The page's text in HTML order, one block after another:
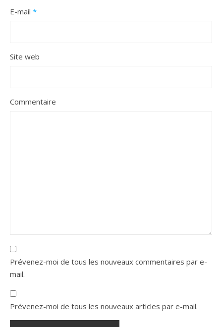
E-mail *
Site web
Commentaire
Prévenez-moi de tous les nouveaux commentaires par e-
mail.
Prévenez-moi de tous les nouveaux articles par e-mail.